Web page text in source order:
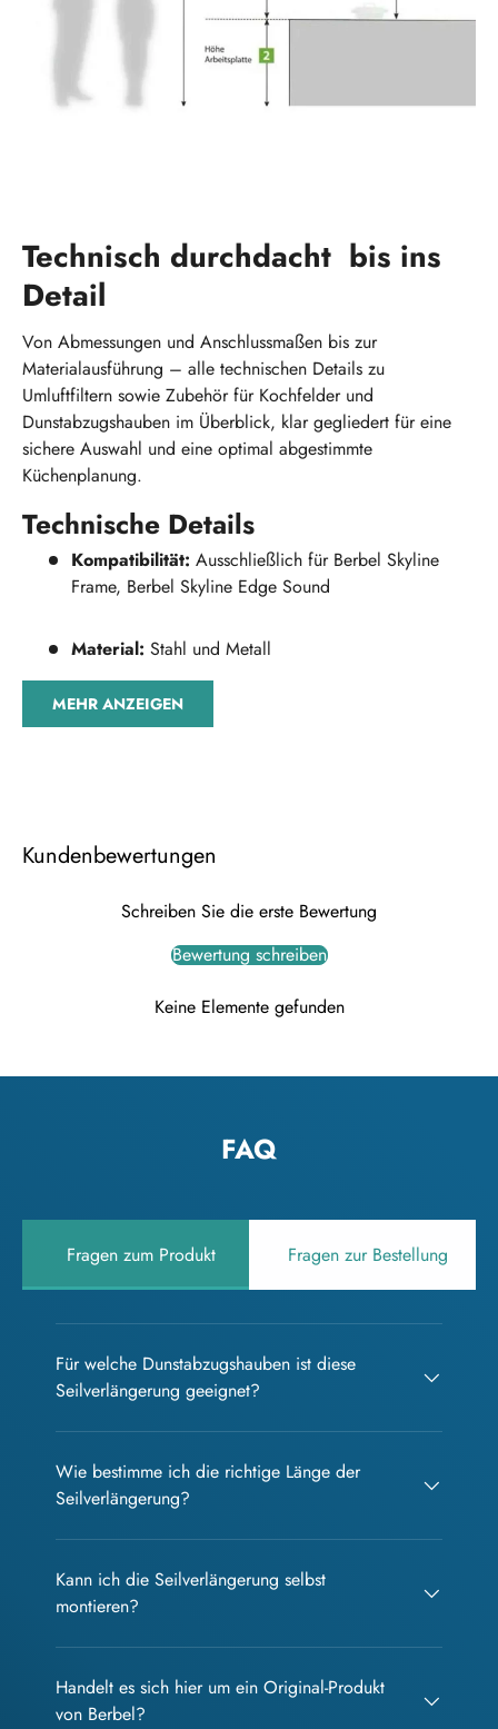
Technisch durchdacht bis ins
Detail
Von Abmessungen und Anschlussmaßen bis zur
Materialausführung – alle technischen Details zu
Umluftfiltern sowie Zubehör für Kochfelder und
Dunstabzugshauben im Überblick, klar gegliedert für eine
sichere Auswahl und eine optimal abgestimmte
Küchenplanung.
Technische Details
Kompatibilität: Ausschließlich für Berbel Skyline
Frame, Berbel Skyline Edge Sound
Material: Stahl und Metall
MEHR ANZEIGEN
Kundenbewertungen
Schreiben Sie die erste Bewertung
Bewertung schreiben
Keine Elemente gefunden
FAQ
Fragen zum Produkt Fragen zur Bestellung
Für welche Dunstabzugshauben ist diese
Seilverlängerung geeignet?
Wie bestimme ich die richtige Länge der
Seilverlängerung?
Kann ich die Seilverlängerung selbst
montieren?
Handelt es sich hier um ein Original-Produkt
von Berbel?